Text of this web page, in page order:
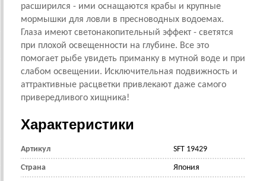
расширился - ими оснащаются крабы и крупные
мормышки для ловли в пресноводных водоемах.
Глаза имеют светонакопительный эффект - светятся
при плохой освещенности на глубине. Все это
помогает рыбе увидеть приманку в мутной воде и при
слабом освещении. Исключительная подвижность и
аттрактивные расцветки привлекают даже самого
привередливого хищника!
Характеристики
Артикул SFT 19429
Страна Япония